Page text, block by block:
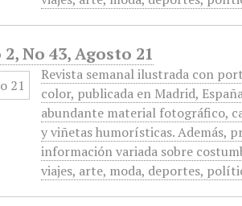
No 43, Agosto 21
Revista semanal ilustrada con
color, publicada en Madrid,
abundante material fotográfico,
y viñetas humorísticas. Además,
información variada sobre
viajes, arte, moda, deportes,